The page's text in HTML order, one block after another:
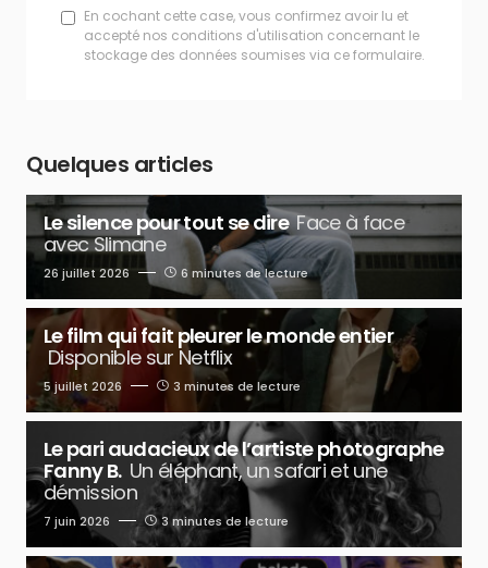
En cochant cette case, vous confirmez avoir lu et
accepté nos conditions d'utilisation concernant le
stockage des données soumises via ce formulaire.
Quelques articles
Le silence pour tout se dire Face à face
avec Slimane
26 juillet 2026 6 minutes de lecture
Le film qui fait pleurer le monde entier
Disponible sur Netflix
5 juillet 2026 3 minutes de lecture
Le pari audacieux de l’artiste photographe
Fanny B. Un éléphant, un safari et une
démission
7 juin 2026 3 minutes de lecture